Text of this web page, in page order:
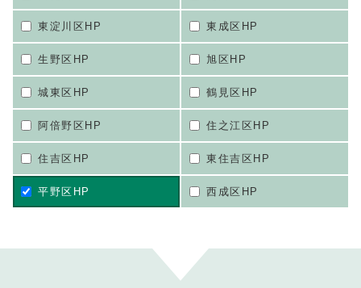
東淀川区HP 東成区HP
生野区HP 旭区HP
城東区HP 鶴見区HP
阿倍野区HP 住之江区HP
住吉区HP 東住吉区HP
平野区HP 西成区HP